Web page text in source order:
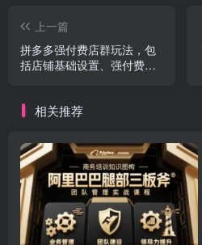
上一篇
拼多多强付费店群玩法，包
括店铺基础设置、强付费玩
相关推荐